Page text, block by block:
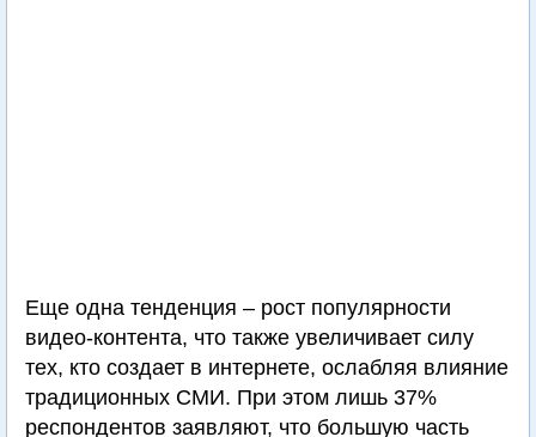
Еще одна тенденция – рост популярности
видео-контента, что также увеличивает силу
тех, кто создает в интернете, ослабляя влияние
традиционных СМИ. При этом лишь 37%
респондентов заявляют, что большую часть